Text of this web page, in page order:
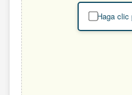
Haga clic